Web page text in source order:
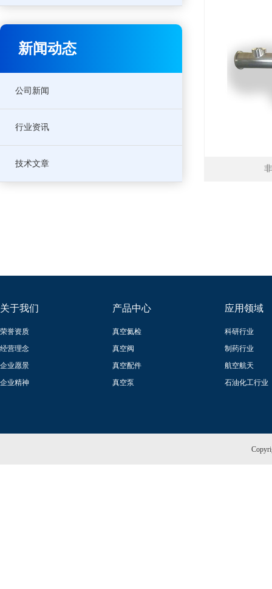
新闻动态
公司新闻
行业资讯
技术文章
关于我们
荣誉资质
经营理念
企业愿景
企业精神
产品中心
真空氦检
真空阀
真空配件
真空泵
应用领域
科研行业
制药行业
航空航天
石油化工行业